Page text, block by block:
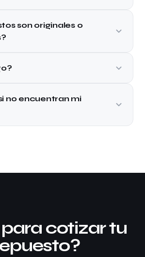
son originales o
no encuentran mi
cotizar tu